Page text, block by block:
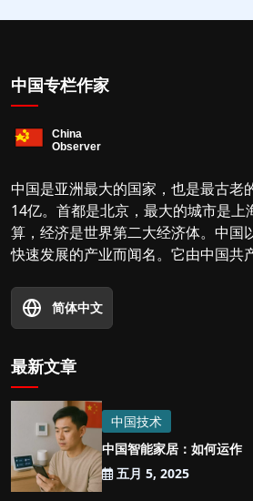
中国专栏作家
中国是亚洲最大的国家，也是最古老
14亿。首都是北京，最大的城市是上
算，经济是世界第二大经济体。中国
快速发展的产业而闻名。它由中国共
简体中文
最新文章
中国技术
中国智能家居：如何运作
五月 5, 2025